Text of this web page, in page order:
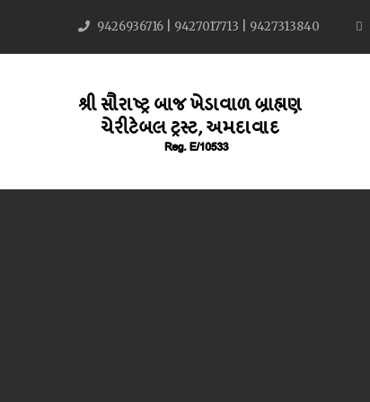
9426936716 | 9427017713 | 9427313840